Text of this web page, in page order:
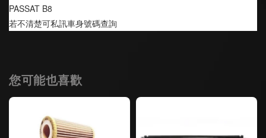
PASSAT B8
若不清楚可私訊車身號碼查詢
您可能也喜歡